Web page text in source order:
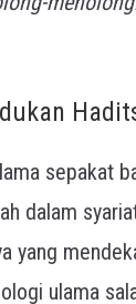
sepakat
dalam
yang